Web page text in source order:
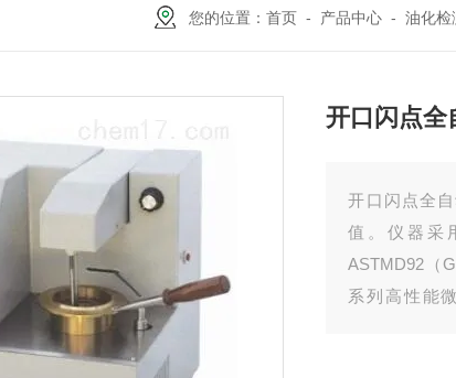
您的位置：首页 - 产品中心 -油化检
开口闪点全
开口闪点全
值。仪器采
ASTMD92（
系列高性能